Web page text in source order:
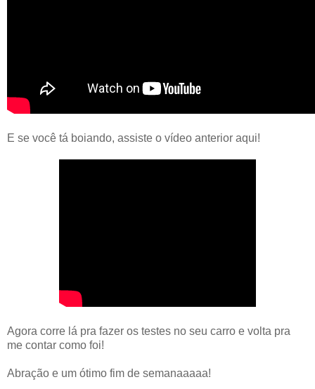
E se você tá boiando, assiste o vídeo anterior aqui!
Agora corre lá pra fazer os testes no seu carro e volta pra
me contar como foi!
Abração e um ótimo fim de semanaaaaa!